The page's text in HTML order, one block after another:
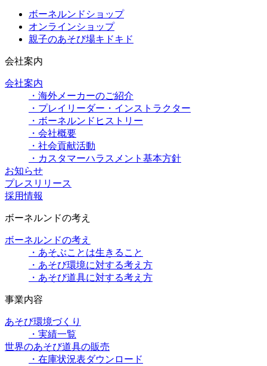
ボーネルンドショップ
オンラインショップ
親子のあそび場キドキド
会社案内
会社案内
・海外メーカーのご紹介
・プレイリーダー・インストラクター
・ボーネルンドヒストリー
・会社概要
・社会貢献活動
・カスタマーハラスメント基本方針
お知らせ
プレスリリース
採用情報
ボーネルンドの考え
ボーネルンドの考え
・あそぶことは生きること
・あそび環境に対する考え方
・あそび道具に対する考え方
事業内容
あそび環境づくり
・実績一覧
世界のあそび道具の販売
・在庫状況表ダウンロード